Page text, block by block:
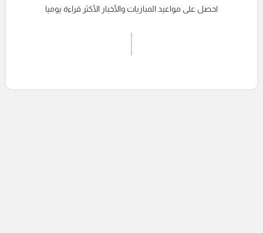
احصل على مواعيد المباريات والأخبار الأكثر قراءة يوميا